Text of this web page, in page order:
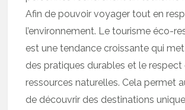
Afin de pouvoir voyager tout en
l’environnement. Le tourisme éco-
est une tendance croissante qui
des pratiques durables et le respect
ressources naturelles. Cela permet
de découvrir des destinations